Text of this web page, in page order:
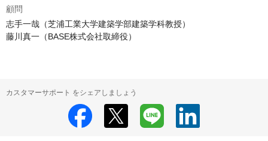
顧問
志手一哉（芝浦工業大学建築学部建築学科教授）
藤川真一（BASE株式会社取締役）
カスタマーサポート をシェアしましょう